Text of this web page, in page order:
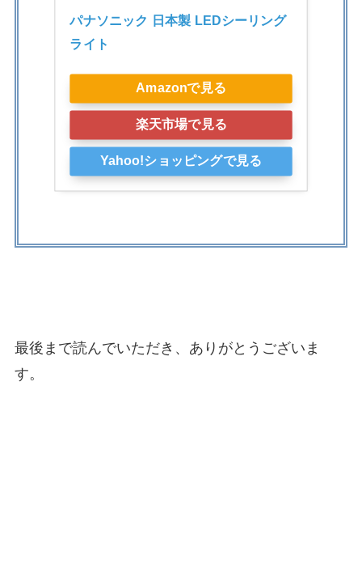
パナソニック 日本製 LEDシーリング
ライト
Amazonで見る
楽天市場で見る
Yahoo!ショッピングで見る
最後まで読んでいただき、ありがとうございま
す。